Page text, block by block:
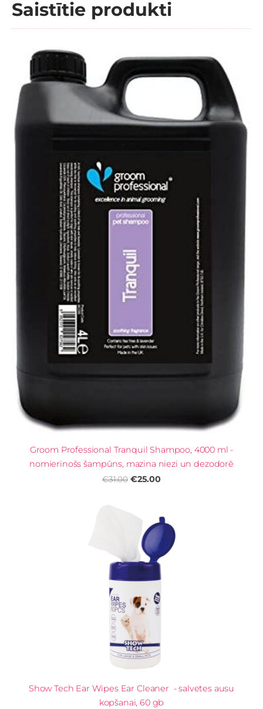
Saistītie produkti
Groom Professional Tranquil Shampoo, 4000 ml -
nomierinošs šampūns, mazina niezi un dezodorē
€31.00 €25.00
Show Tech Ear Wipes Ear Cleaner - salvetes ausu
kopšanai, 60 gb